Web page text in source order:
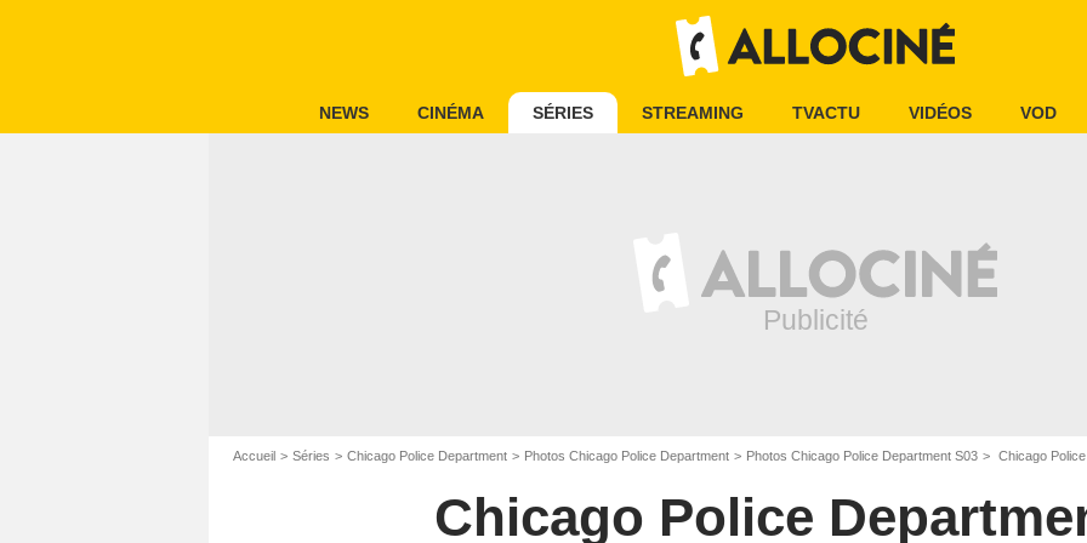
NEWS CINÉMA SÉRIES STREAMING TVACTU VIDÉOS VOD
Accueil Séries Chicago Police Department Photos Chicago Police Department Photos Chicago Police Department S03 Chicago
Chicago Police